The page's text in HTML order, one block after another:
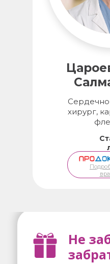
хирург,
Не